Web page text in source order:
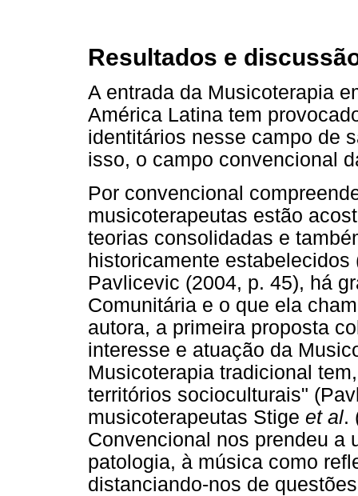
Resultados e
A entrada da Musicoterapia
América Latina tem
identitários nesse campo de
isso, o campo convencional
Por convencional
musicoterapeutas estão
teorias consolidadas e
historicamente
Pavlicevic (2004, p. 45), há
Comunitária e o que ela
autora, a primeira proposta
interesse e atuação da
Musicoterapia tradicional
territórios socioculturais"
musicoterapeutas Stige et al.
Convencional nos prendeu a
patologia, à música como
distanciando-nos de